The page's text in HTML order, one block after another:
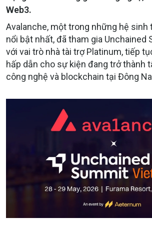
Web3.
Avalanche, một trong những hệ sinh
nổi bật nhất, đã tham gia Unchained
với vai trò nhà tài trợ Platinum, tiếp
hấp dẫn cho sự kiện đang trở thành
công nghệ và blockchain tại Đông